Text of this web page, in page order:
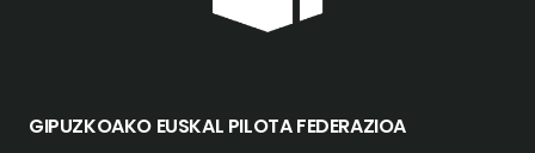
GIPUZKOAKO EUSKAL PILOTA FEDERAZIOA